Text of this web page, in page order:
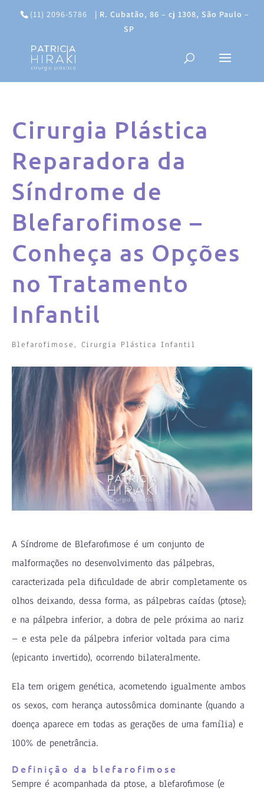
(11) 2096-5786 | R. Cubatão, 86 – cj 1308, São Paulo –
SP
Cirurgia Plástica
Reparadora da
Síndrome de
Blefarofimose –
Conheça as Opções
no Tratamento
Infantil
Blefarofimose ,Cirurgia Plástica Infantil
A Síndrome de Blefarofimose é um conjunto de
malformações no desenvolvimento das pálpebras,
caracterizada pela dificuldade de abrir completamente os
olhos deixando, dessa forma, as pálpebras caídas (ptose);
e na pálpebra inferior, a dobra de pele próxima ao nariz
– e esta pele da pálpebra inferior voltada para cima
(epicanto invertido), ocorrendo bilateralmente.
Ela tem origem genética, acometendo igualmente ambos
os sexos, com herança autossômica dominante (quando a
doença aparece em todas as gerações de uma família) e
100% de penetrância.
Definição da blefarofimose
Sempre é acompanhada da ptose, a blefarofimose (e